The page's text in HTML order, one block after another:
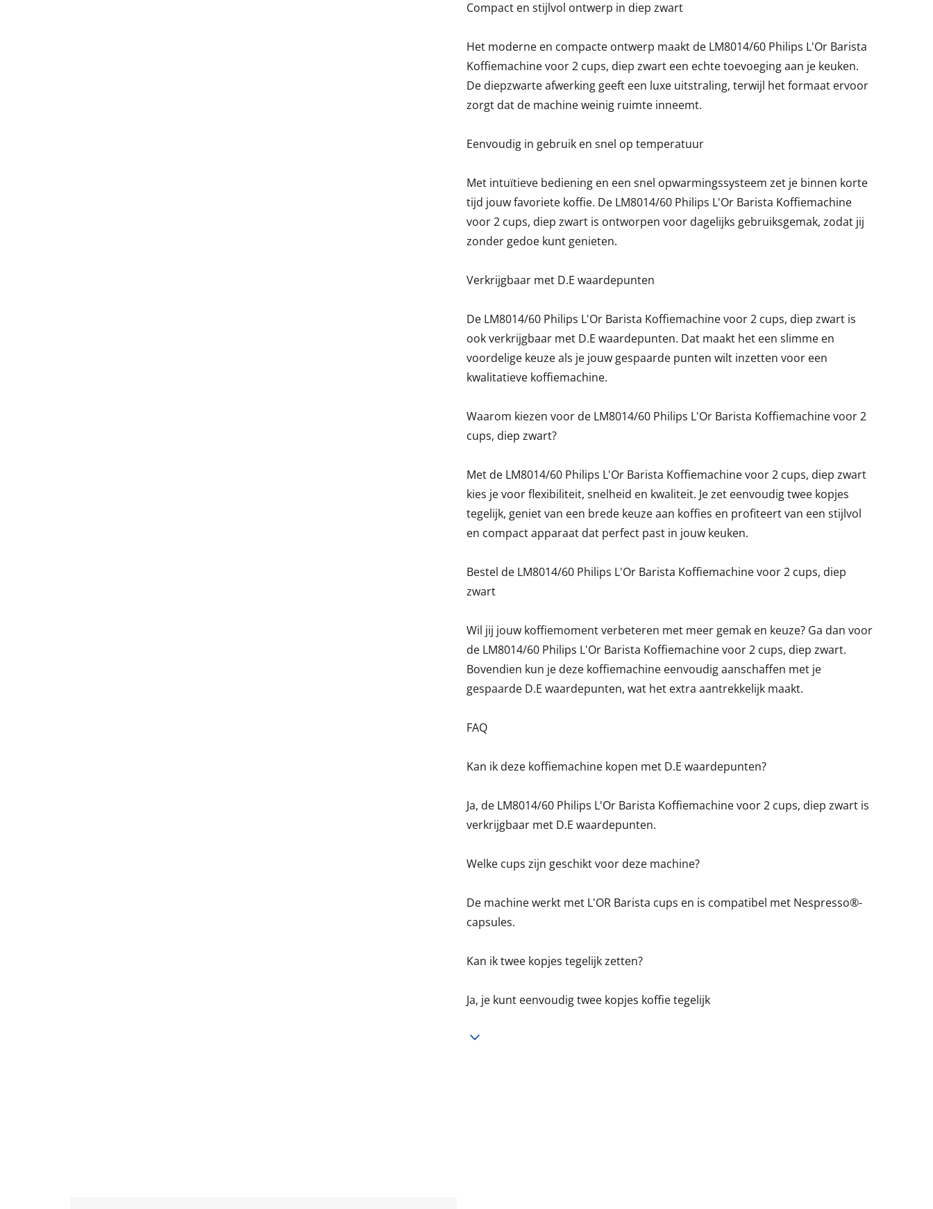
Compact en stijlvol ontwerp in diep zwart
Het moderne en compacte ontwerp maakt de LM8014/60 Philips L'Or Barista
Koffiemachine voor 2 cups, diep zwart een echte toevoeging aan je keuken.
De diepzwarte afwerking geeft een luxe uitstraling, terwijl het formaat ervoor
zorgt dat de machine weinig ruimte inneemt.
Eenvoudig in gebruik en snel op temperatuur
Met intuïtieve bediening en een snel opwarmingssysteem zet je binnen korte
tijd jouw favoriete koffie. De LM8014/60 Philips L'Or Barista Koffiemachine
voor 2 cups, diep zwart is ontworpen voor dagelijks gebruiksgemak, zodat jij
zonder gedoe kunt genieten.
Verkrijgbaar met D.E waardepunten
De LM8014/60 Philips L'Or Barista Koffiemachine voor 2 cups, diep zwart is
ook verkrijgbaar met D.E waardepunten. Dat maakt het een slimme en
voordelige keuze als je jouw gespaarde punten wilt inzetten voor een
kwalitatieve koffiemachine.
Waarom kiezen voor de LM8014/60 Philips L'Or Barista Koffiemachine voor 2
cups, diep zwart?
Met de LM8014/60 Philips L'Or Barista Koffiemachine voor 2 cups, diep zwart
kies je voor flexibiliteit, snelheid en kwaliteit. Je zet eenvoudig twee kopjes
tegelijk, geniet van een brede keuze aan koffies en profiteert van een stijlvol
en compact apparaat dat perfect past in jouw keuken.
Bestel de LM8014/60 Philips L'Or Barista Koffiemachine voor 2 cups, diep
zwart
Wil jij jouw koffiemoment verbeteren met meer gemak en keuze? Ga dan voor
de LM8014/60 Philips L'Or Barista Koffiemachine voor 2 cups, diep zwart.
Bovendien kun je deze koffiemachine eenvoudig aanschaffen met je
gespaarde D.E waardepunten, wat het extra aantrekkelijk maakt.
FAQ
Kan ik deze koffiemachine kopen met D.E waardepunten?
Ja, de LM8014/60 Philips L'Or Barista Koffiemachine voor 2 cups, diep zwart is
verkrijgbaar met D.E waardepunten.
Welke cups zijn geschikt voor deze machine?
De machine werkt met L'OR Barista cups en is compatibel met Nespresso®-
capsules.
Kan ik twee kopjes tegelijk zetten?
Ja, je kunt eenvoudig twee kopjes koffie tegelijk